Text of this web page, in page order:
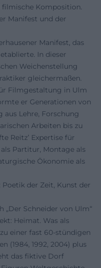
Komposition.
Manifest und der
Manifest, das
In dieser
Weichenstellung
gleichermaßen.
Filmgestaltung in Ulm
er Generationen von
aus Lehre, Forschung
Arbeiten bis zu
Reitz’ Expertise für
Partitur, Montage als
Ökonomie als
der Zeit, Kunst der
„Der Schneider von Ulm“
Heimat. Was als
einer fast 60-stündigen
(1984, 1992, 2004) plus
das fiktive Dorf